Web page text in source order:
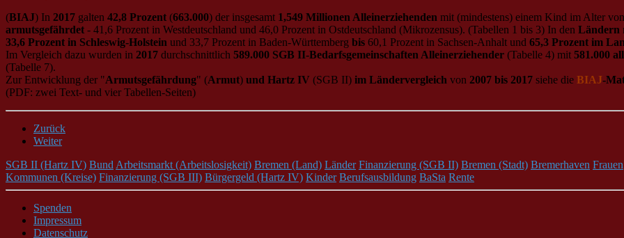
(BIAJ) In 2017 galten 42,8 Prozent (663.000) der insgesamt 1,549 Millionen Alleinerziehenden mit (mindestens) einem Kind im Alter
armutsgefährdet - 41,6 Prozent in Westdeutschland und 46,0 Prozent in Ostdeutschland (Mikrozensus). (Tabellen 1 bis 3) In den Ländern
33,6 Prozent in Schleswig-Holstein und 33,7 Prozent in Baden-Württemberg bis 60,1 Prozent in Sachsen-Anhalt und 65,3 Prozent im
Im Vergleich dazu wurden in 2017 durchschnittlich 589.000 SGB II-Bedarfsgemeinschaften Alleinerziehender (Tabelle 4) mit 581.000
(Tabelle 7).
Zur Entwicklung der "Armutsgefährdung" (Armut) und Hartz IV (SGB II) im Ländervergleich von 2007 bis 2017 siehe die BIAJ-
(PDF: zwei Text- und vier Tabellen-Seiten)
Zurück
Weiter
SGB II (Hartz IV) Bund Arbeitsmarkt (Arbeitslosigkeit) Bremen (Land) Länder Finanzierung (SGB II) Bremen (Stadt) Bremerhaven Frauen
Kommunen (Kreise) Finanzierung (SGB III) Bürgergeld (Hartz IV) Kinder Berufsausbildung BaSta Rente
Spenden
Impressum
Datenschutz